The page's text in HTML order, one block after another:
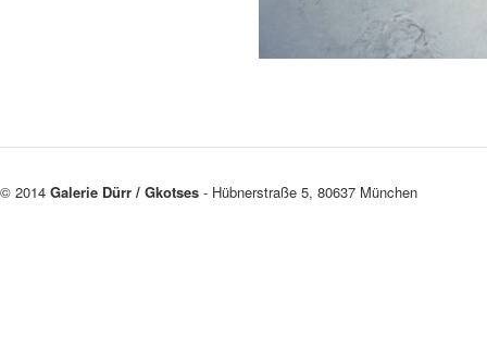
© 2014 Galerie Dürr / Gkotses - Hübnerstraße 5, 80637 München